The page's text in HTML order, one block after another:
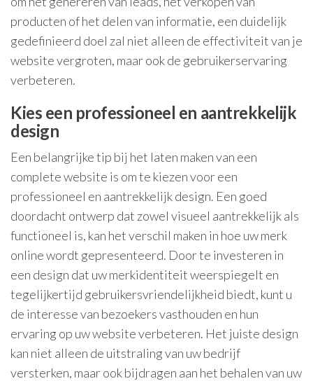
producten of het delen van informatie, een duidelijk
gedefinieerd doel zal niet alleen de effectiviteit van je
website vergroten, maar ook de gebruikerservaring
verbeteren.
Kies een professioneel en aantrekkelijk
design
Een belangrijke tip bij het laten maken van een
complete website is om te kiezen voor een
professioneel en aantrekkelijk design. Een goed
doordacht ontwerp dat zowel visueel aantrekkelijk als
functioneel is, kan het verschil maken in hoe uw merk
online wordt gepresenteerd. Door te investeren in
een design dat uw merkidentiteit weerspiegelt en
tegelijkertijd gebruikersvriendelijkheid biedt, kunt u
de interesse van bezoekers vasthouden en hun
ervaring op uw website verbeteren. Het juiste design
kan niet alleen de uitstraling van uw bedrijf
versterken, maar ook bijdragen aan het behalen van uw